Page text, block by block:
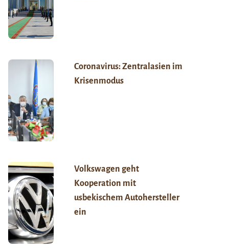
Coronavirus: Zentralasien im
Krisenmodus
Volkswagen geht
Kooperation mit
usbekischem Autohersteller
ein